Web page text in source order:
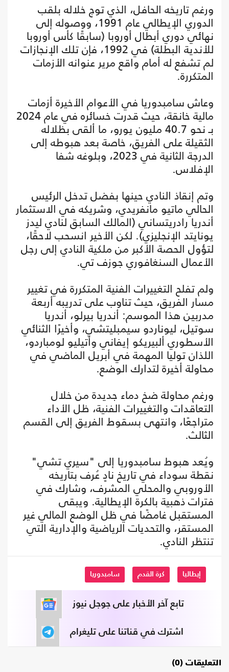
ورغم تاريخه الحافل، الذي توج خلاله بلقب
الدوري الإيطالي عام 1991، ووصوله إلى
نهائي دوري أبطال أوروبا (سابقًا كأس أوروبا
للأندية البطلة) في 1992، فإن تلك الإنجازات
لم تشفع له أمام واقع مرير عنوانه الأزمات
المتكررة.
وعاش سامبدوريا في الأعوام الأخيرة أزمات
مالية خانقة، حيث قدرت خسائره في عام 2024
بـ نحو 40.7 مليون يورو، ما ألقى بظلاله
الثقيلة على الفريق، خاصة بعد هبوطه إلى
الدرجة الثانية في 2023، وبلوغه شفا
الإفلاس.
وتم إنقاذ النادي حينها بفضل تدخل الرئيس
الحالي ماتيو مانفريدي، وشريكه في الاستثمار
أندريا رادريتساني (المالك السابق لنادي ليدز
يونايتد الإنجليزي). لكن الأخير انسحب لاحقًا،
لتؤول الحصة الأكبر من ملكية النادي إلى رجل
الأعمال السنغافوري جوزف تي.
ولم تفلح التغييرات الفنية المتكررة في تغيير
مسار الفريق، حيث تناوب على تدريبه أربعة
مدربين هذا الموسم: أندريا بيرلو، أندريا
سوتيل، ليوناردو سيمبليتشي، وأخيرًا الثنائي
الأسطوري ألبيريكو إيفاني وأتيليو لومباردو،
اللذان توليا المهمة في أبريل الماضي في
محاولة أخيرة لتدارك الوضع.
ورغم محاولة ضخ دماء جديدة من خلال
التعاقدات والتغييرات الفنية، ظل الأداء
متراجعًا، وانتهى بسقوط الفريق إلى القسم
الثالث.
ويُعد هبوط سامبدوريا إلى "سيري تشي"
نقطة سوداء في تاريخ نادٍ عُرف بتاريخه
الأوروبي والمحلي المشرف، وشارك في
فترات ذهبية بالكرة الإيطالية. ويبقى
المستقبل غامضًا في ظل الوضع المالي غير
المستقر، والتحديات الرياضية والإدارية التي
تنتظر النادي.
إيطاليا كرة القدم سامبدوريا
تابع آخر الأخبار على جوجل نيوز
اشترك في قناتنا على تليغرام
التعليقات (0)